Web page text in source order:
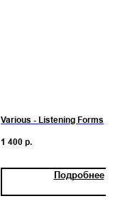
Various - Listening Forms
1 400 р.
Подробнее